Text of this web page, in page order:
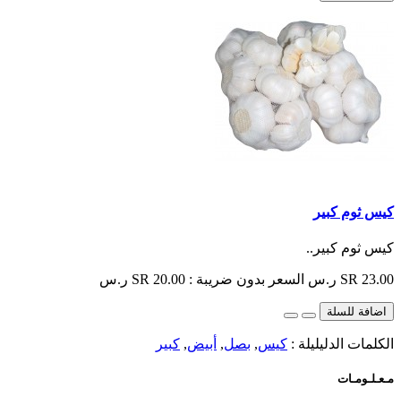
كيس ثوم كبير
كيس ثوم كبير..
SR 23.00 ر.س السعر بدون ضريبة : SR 20.00 ر.س
اضافة للسلة
الكلمات الدليليلة : كيس, بصل, أبيض, كبير
مـعـلـومـات